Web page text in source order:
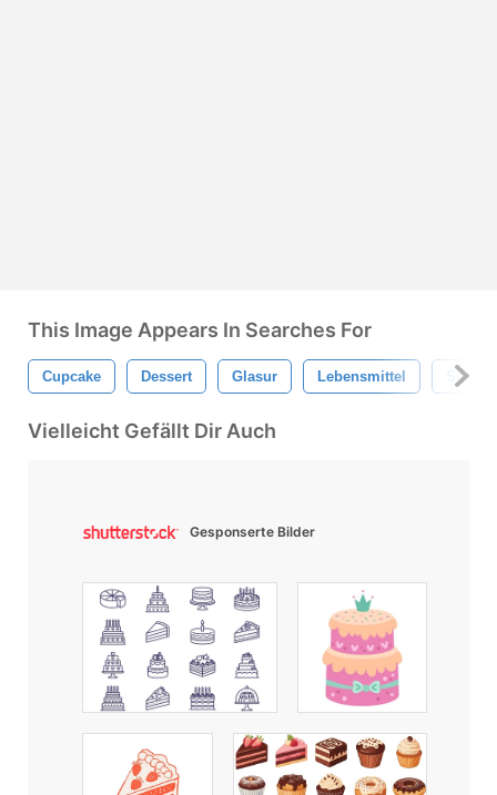
This Image Appears In Searches For
Cupcake Dessert Glasur Lebensmittel Süß
Vielleicht Gefällt Dir Auch
Gesponserte Bilder